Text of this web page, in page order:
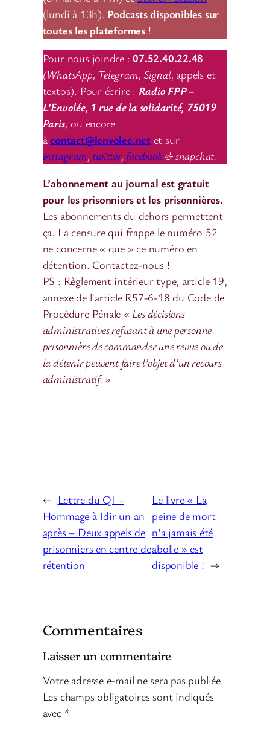
(lundi à 13h). Podcasts disponibles sur
toutes les plateformes!
Pour nous joindre :07.52.40.22.48
(WhatsApp, Telegram, Signal, appels et
textos). Pour écrire : Radio FPP –
L’Envolée, 1 rue de la solidarité, 75019
Paris, ou encore
à contact@lenvolee.netet sur
instagram, twitter, facebook& snapchat.
L’abonnement au journal est gratuit
pour les prisonniers et les prisonnières.
Les abonnements du dehors permettent
ça. La censure qui frappe le numéro 52
ne concerne « que » ce numéro en
détention. Contactez-nous !
PS : Règlement intérieur type, article 19,
annexe de l’article R57-6-18 du Code de
Procédure Pénale « Les décisions
administratives refusant à une personne
prisonnière de commander une revue ou de
la détenir peuvent faire l’objet d’un recours
administratif. »
← Lettre du QI –
Hommage à Idir un an
après – Deux appels de
prisonniers en centre de
rétention
Le livre « La
peine de mort
n’a jamais été
abolie » est
disponible ! →
Commentaires
Laisser un commentaire
Votre adresse e-mail ne sera pas publiée.
Les champs obligatoires sont indiqués
avec *